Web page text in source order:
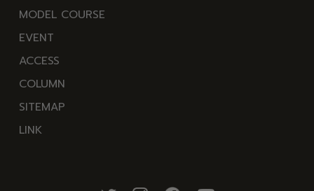
豆
西
伊
豆
南
伊
岬
温
泉
花
池・
滝・
MODEL COURSE
EVENT
ACCESS
COLUMN
SITEMAP
LINK